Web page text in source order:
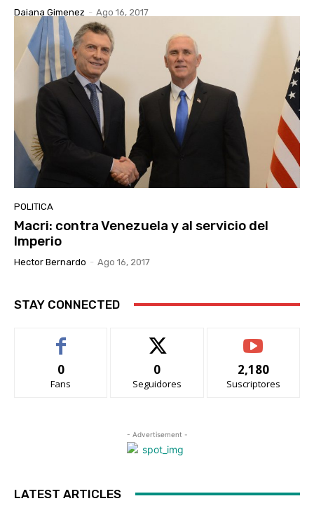
Daiana Gimenez - Ago 16, 2017
POLITICA
Macri: contra Venezuela y al servicio del
Imperio
Hector Bernardo - Ago 16, 2017
STAY CONNECTED
0
Fans
0
Seguidores
2,180
Suscriptores
- Advertisement -
LATEST ARTICLES